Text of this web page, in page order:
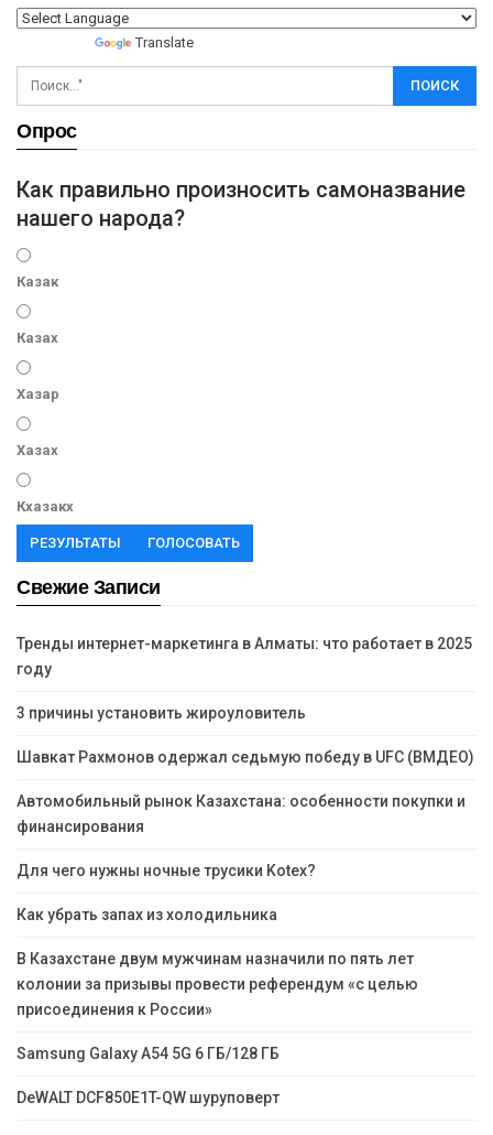
Translate
Опрос
Как правильно произносить самоназвание
нашего народа?
Казак
Казах
Хазар
Хазах
Кхазакх
РЕЗУЛЬТАТЫ ГОЛОСОВАТЬ
Свежие Записи
Тренды интернет-маркетинга в Алматы: что работает в 2025
году
3 причины установить жироуловитель
Шавкат Рахмонов одержал седьмую победу в UFC (ВМДЕО)
Автомобильный рынок Казахстана: особенности покупки и
финансирования
Для чего нужны ночные трусики Kotex?
Как убрать запах из холодильника
В Казахстане двум мужчинам назначили по пять лет
колонии за призывы провести референдум «с целью
присоединения к России»
Samsung Galaxy A54 5G 6 ГБ/128 ГБ
DeWALT DCF850E1T-QW шуруповерт